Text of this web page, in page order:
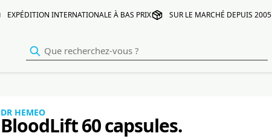
EXPÉDITION INTERNATIONALE À BAS PRIX SUR LE MARCHÉ DEPUIS 2005
DR HEMEO
BloodLift 60 capsules.